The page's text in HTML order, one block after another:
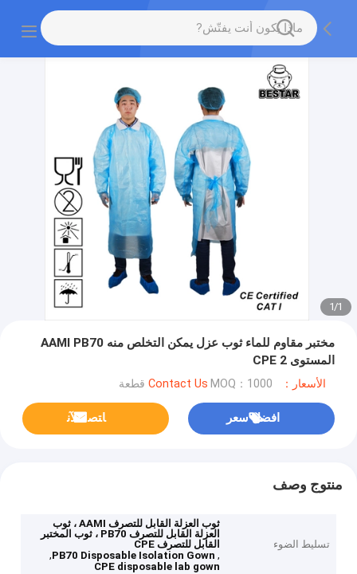
1
/
1
مختبر مقاوم للماء ثوب عزل يمكن التخلص منه AAMI PB70
المستوى 2 CPE
الأسعار：Contact Us MOQ：1000 قطعة
افضل سعر ﺎﺘﺼﻟ ﺍﻶﻧ
منتوج وصف
تسليط الضوء
ثوب العزلة القابل للتصرف AAMI ، ثوب
العزلة القابل للتصرف PB70 ، ثوب المختبر
القابل للتصرف CPE
,
PB70 Disposable Isolation Gown
,
CPE disposable lab gown